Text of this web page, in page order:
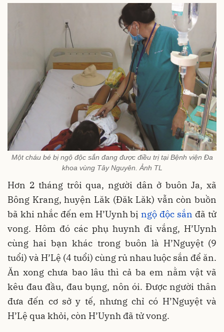
Một cháu bé bị ngộ độc sắn đang được điều trị tại Bệnh viện Đa
khoa vùng Tây Nguyên. Ảnh TL
Hơn 2 tháng trôi qua, người dân ở buôn Ja, xã
Bông Krang, huyện Lăk (Đăk Lăk) vẫn còn buồn
bã khi nhắc đến em H’Uynh bịngộ độc sắn đã tử
vong. Hôm đó các phụ huynh đi vắng, H’Uynh
cùng hai bạn khác trong buôn là H’Nguyệt (9
tuổi) và H’Lệ (4 tuổi) cùng rủ nhau luộc sắn để ăn.
Ăn xong chưa bao lâu thì cả ba em nằm vật vã
kêu đau đầu, đau bụng, nôn ói. Được người thân
đưa đến cơ sở y tế, nhưng chỉ có H’Nguyệt và
H’Lệ qua khỏi, còn H’Uynh đã tử vong.